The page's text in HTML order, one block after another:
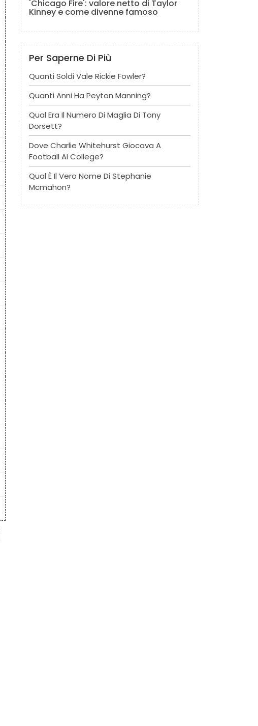
'Chicago Fire': valore netto di Taylor
Kinney e come divenne famoso
Per Saperne Di Più
Quanti Soldi Vale Rickie Fowler?
Quanti Anni Ha Peyton Manning?
Qual Era Il Numero Di Maglia Di Tony
Dorsett?
Dove Charlie Whitehurst Giocava A
Football Al College?
Qual È Il Vero Nome Di Stephanie
Mcmahon?